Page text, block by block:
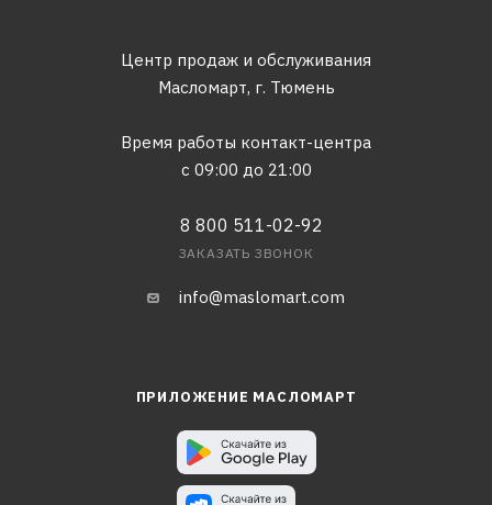
Центр продаж и обслуживания
Масломарт, г. Тюмень
Время работы контакт-центра
с 09:00 до 21:00
8 800 511-02-92
ЗАКАЗАТЬ ЗВОНОК
info@maslomart.com
ПРИЛОЖЕНИЕ МАСЛОМАРТ